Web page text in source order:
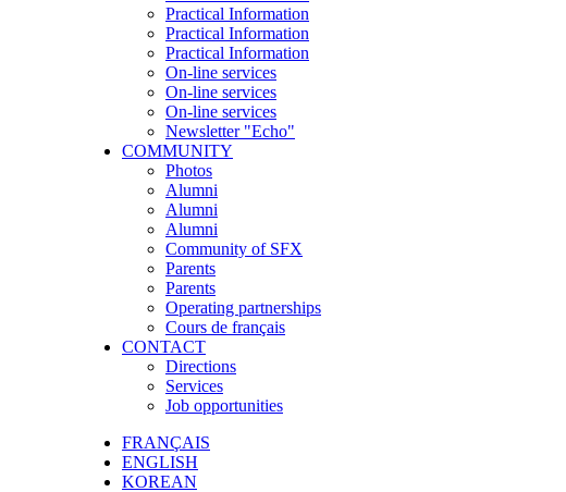
Practical Information
Practical Information
Practical Information
On-line services
On-line services
On-line services
Newsletter "Echo"
COMMUNITY
Photos
Alumni
Alumni
Alumni
Community of SFX
Parents
Parents
Operating partnerships
Cours de français
CONTACT
Directions
Services
Job opportunities
FRANÇAIS
ENGLISH
KOREAN